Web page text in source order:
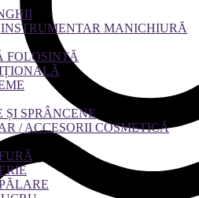
MANICHIURĂ
FOLOSINTĂ
ȘI SPRÂNCENE
/ ACCESORII COSMETICĂ